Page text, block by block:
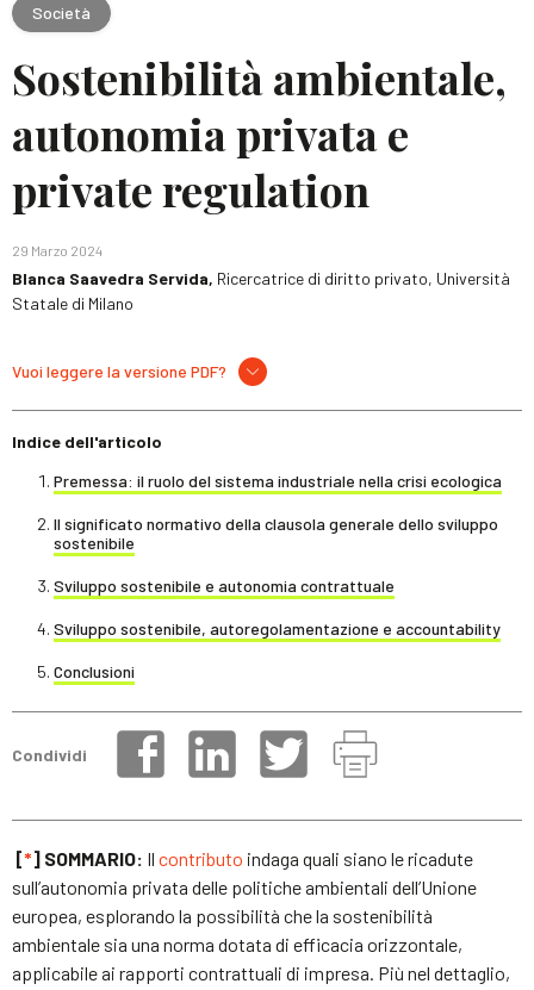
Società
Sostenibilità ambientale,
autonomia privata e
private regulation
29 Marzo 2024
Blanca Saavedra Servida, Ricercatrice di diritto privato, Università
Statale di Milano
Vuoi leggere la versione PDF?
Indice dell'articolo
Premessa: il ruolo del sistema industriale nella crisi ecologica
Il significato normativo della clausola generale dello sviluppo
sostenibile
Sviluppo sostenibile e autonomia contrattuale
Sviluppo sostenibile, autoregolamentazione e accountability
Conclusioni
Condividi
[*] SOMMARIO: Il contributo indaga quali siano le ricadute
sull’autonomia privata delle politiche ambientali dell’Unione
europea, esplorando la possibilità che la sostenibilità
ambientale sia una norma dotata di efficacia orizzontale,
applicabile ai rapporti contrattuali di impresa. Più nel dettaglio,